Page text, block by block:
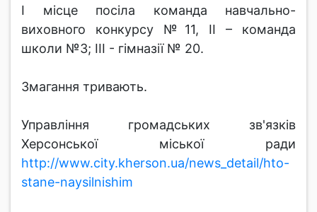
І місце посіла команда навчально-
виховного конкурсу №11, ІІ – команда
школи №3; ІІІ - гімназії № 20.
Змагання тривають.
Управління громадських зв'язків
Херсонської міської ради
http://www.city.kherson.ua/news_detail/hto-
stane-naysilnishim